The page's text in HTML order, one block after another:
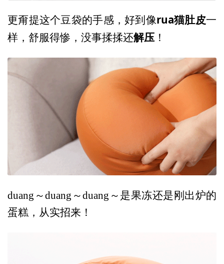
更甭提这个豆袋的手感，好到像rua猫肚皮一
样，舒服得惨，没事揉揉还解压 ！
duang～duang～duang～是果冻还是刚出炉的
蛋糕，从实招来！